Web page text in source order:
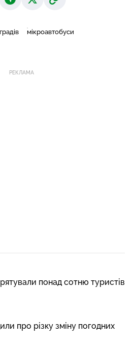
мікроавтобуси
РЕКЛАМА
понад сотню туристів
про різку зміну погодних